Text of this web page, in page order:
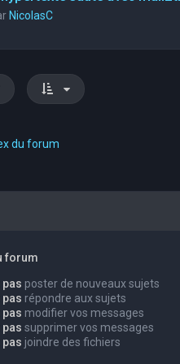
NicolasC
du forum
forum
pas poster de nouveaux sujets
pas répondre aux sujets
pas modifier vos messages
pas supprimer vos messages
pas joindre des fichiers